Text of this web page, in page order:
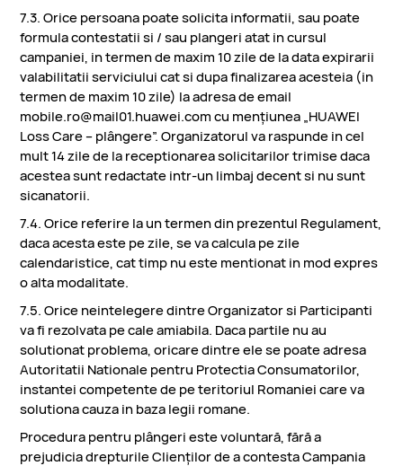
7.3. Orice persoana poate solicita informatii, sau poate
formula contestatii si / sau plangeri atat in cursul
campaniei, in termen de maxim 10 zile de la data expirarii
valabilitatii serviciului cat si dupa finalizarea acesteia (in
termen de maxim 10 zile) la adresa de email
mobile.ro@mail01.huawei.com cu mențiunea „HUAWEI
Loss Care – plângere”. Organizatorul va raspunde in cel
mult 14 zile de la receptionarea solicitarilor trimise daca
acestea sunt redactate intr-un limbaj decent si nu sunt
sicanatorii.
7.4. Orice referire la un termen din prezentul Regulament,
daca acesta este pe zile, se va calcula pe zile
calendaristice, cat timp nu este mentionat in mod expres
o alta modalitate.
7.5. Orice neintelegere dintre Organizator si Participanti
va fi rezolvata pe cale amiabila. Daca partile nu au
solutionat problema, oricare dintre ele se poate adresa
Autoritatii Nationale pentru Protectia Consumatorilor,
instantei competente de pe teritoriul Romaniei care va
solutiona cauza in baza legii romane.
Procedura pentru plângeri este voluntară, fără a
prejudicia drepturile Clienților de a contesta Campania